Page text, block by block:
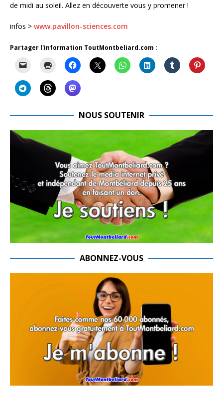
de midi au soleil. Allez en découverte vous y promener !
infos > www.pavillon-sciences.com
Partager l'information ToutMontbeliard.com :
NOUS SOUTENIR
ABONNEZ-VOUS